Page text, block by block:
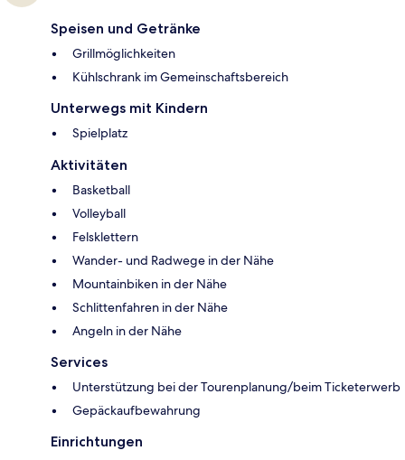
Speisen und Getränke
Grillmöglichkeiten
Kühlschrank im Gemeinschaftsbereich
Unterwegs mit Kindern
Spielplatz
Aktivitäten
Basketball
Volleyball
Felsklettern
Wander- und Radwege in der Nähe
Mountainbiken in der Nähe
Schlittenfahren in der Nähe
Angeln in der Nähe
Services
Unterstützung bei der Tourenplanung/beim Ticketerwerb
Gepäckaufbewahrung
Einrichtungen